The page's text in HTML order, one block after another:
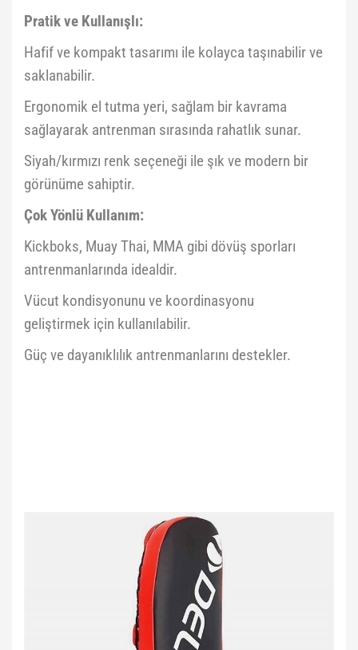
Pratik ve Kullanışlı:
Hafif ve kompakt tasarımı ile kolayca taşınabilir ve
saklanabilir.
Ergonomik el tutma yeri, sağlam bir kavrama
sağlayarak antrenman sırasında rahatlık sunar.
Siyah/kırmızı renk seçeneği ile şık ve modern bir
görünüme sahiptir.
Çok Yönlü Kullanım:
Kickboks, Muay Thai, MMA gibi dövüş sporları
antrenmanlarında idealdir.
Vücut kondisyonunu ve koordinasyonu
geliştirmek için kullanılabilir.
Güç ve dayanıklılık antrenmanlarını destekler.